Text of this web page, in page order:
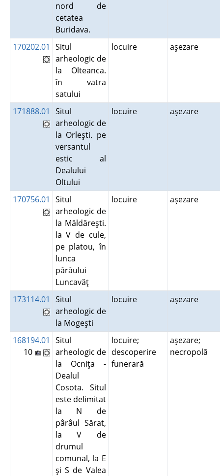
nord de
cetatea
Buridava.
170202.01
Situl
arheologic de
la Olteanca.
în vatra
satului
locuire aşezare
171888.01
Situl
arheologic de
la Orleşti. pe
versantul
estic al
Dealului
Oltului
locuire aşezare
170756.01
Situl
arheologic de
la Măldăreşti.
la V de cule,
pe platou, în
lunca
pârâului
Luncavăţ
locuire aşezare
173114.01
Situl
arheologic de
la Mogeşti
locuire aşezare
168194.01
10
Situl
arheologic de
la Ocniţa -
Dealul
Cosota. Situl
este delimitat
la N de
pârâul Sărat,
la V de
drumul
comunal, la E
şi S de Valea
locuire;
descoperire
funerară
aşezare;
necropolă